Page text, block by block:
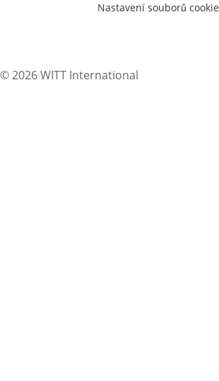
Nastavení souborů cookie
© 2026 WITT International